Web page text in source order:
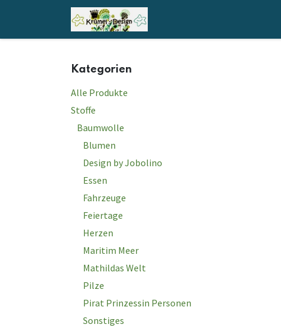
Zum Inhalt springen
Kategorien
Alle Produkte
Stoffe
Baumwolle
Blumen
Design by Jobolino
Essen
Fahrzeuge
Feiertage
Herzen
Maritim Meer
Mathildas Welt
Pilze
Pirat Prinzessin Personen
Sonstiges